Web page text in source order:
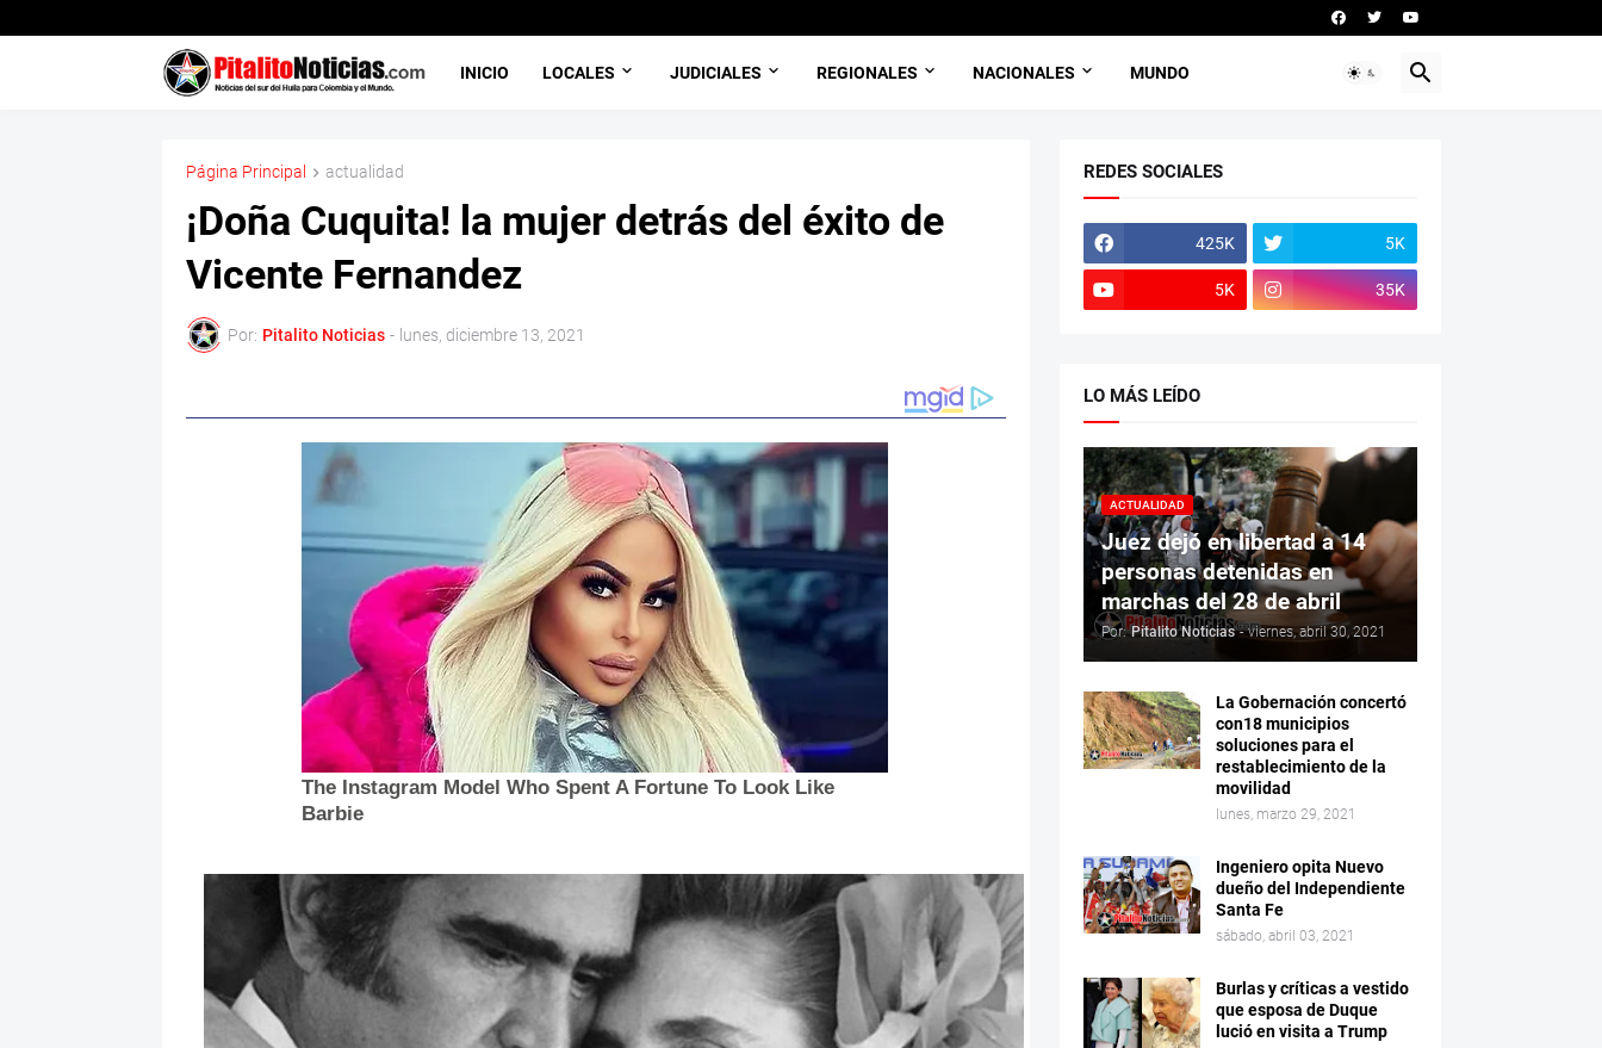
INICIO LOCALES JUDICIALES REGIONALES NACIONALES MUNDO
Página Principal actualidad
¡Doña Cuquita! la mujer detrás del éxito de
Vicente Fernandez
Por: Pitalito Noticias - lunes, diciembre 13, 2021
REDES SOCIALES
425K 5K
5K 35K
LO MÁS LEÍDO
ACTUALIDAD
Juez dejó en libertad a 14
personas detenidas en
marchas del 28 de abril
Por: Pitalito Noticias - viernes, abril 30, 2021
La Gobernación concertó
con18 municipios
soluciones para el
restablecimiento de la
movilidad
lunes, marzo 29, 2021
Ingeniero opita Nuevo
dueño del Independiente
Santa Fe
sábado, abril 03, 2021
Burlas y críticas a vestido
que esposa de Duque
lució en visita a Trump